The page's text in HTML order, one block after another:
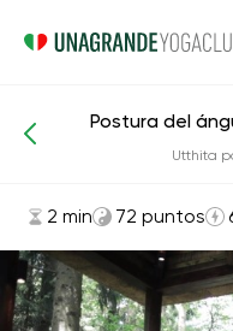
Asanas y ejercicios
Postura del
Utthita
2 min 72 puntos